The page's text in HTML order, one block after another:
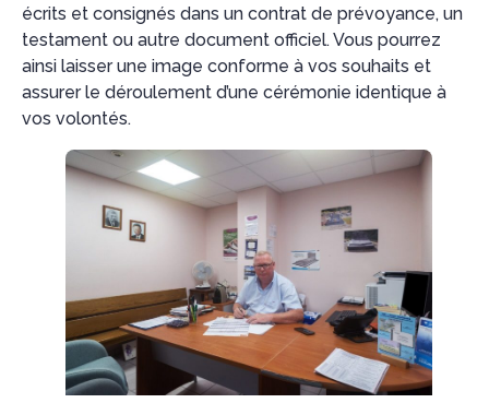
écrits et consignés dans un contrat de prévoyance, un
testament ou autre document officiel. Vous pourrez
ainsi laisser une image conforme à vos souhaits et
assurer le déroulement d’une cérémonie identique à
vos volontés.